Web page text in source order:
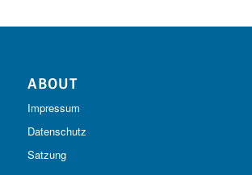
ABOUT
Impressum
Datenschutz
Satzung